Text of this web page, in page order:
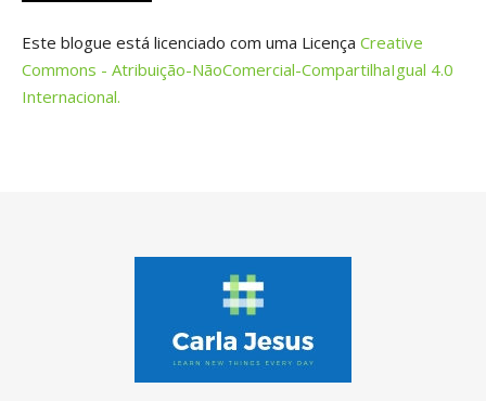
Este blogue está licenciado com uma Licença Creative
Commons - Atribuição-NãoComercial-CompartilhaIgual 4.0
Internacional.